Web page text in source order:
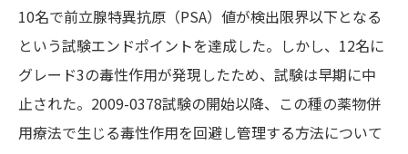
10名で前立腺特異抗原（PSA）値が検出限界以下となる
という試験エンドポイントを達成した。しかし、12名に
グレード3の毒性作用が発現したため、試験は早期に中
止された。2009-0378試験の開始以降、この種の薬物併
用療法で生じる毒性作用を回避し管理する方法について